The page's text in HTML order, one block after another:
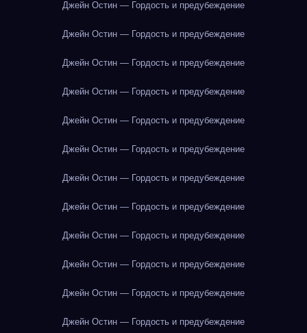
Джейн Остин — Гордость и предубеждение
Джейн Остин — Гордость и предубеждение
Джейн Остин — Гордость и предубеждение
Джейн Остин — Гордость и предубеждение
Джейн Остин — Гордость и предубеждение
Джейн Остин — Гордость и предубеждение
Джейн Остин — Гордость и предубеждение
Джейн Остин — Гордость и предубеждение
Джейн Остин — Гордость и предубеждение
Джейн Остин — Гордость и предубеждение
Джейн Остин — Гордость и предубеждение
Джейн Остин — Гордость и предубеждение